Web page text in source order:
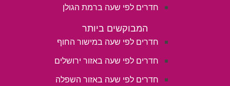
חדרים לפי שעה ברמת הגולן
המבוקשים ביותר
חדרים לפי שעה במישור החוף
חדרים לפי שעה באזור ירושלים
חדרים לפי שעה באזור השפלה